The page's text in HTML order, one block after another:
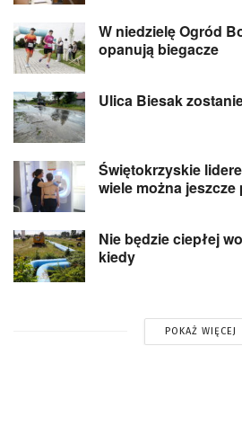
W niedzielę Ogród
opanują biegacze
Ulica Biesak
Świętokrzyskie
wiele można
Nie będzie ciepłej
kiedy
POKAŻ WIĘCEJ